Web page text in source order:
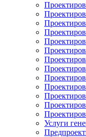
Услуги